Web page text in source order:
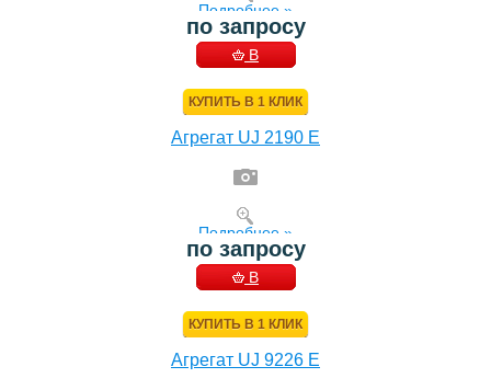
Подробнее »
по запросу
В
КУПИТЬ В 1 КЛИК
Агрегат UJ 2190 E
Подробнее »
по запросу
В
КУПИТЬ В 1 КЛИК
Агрегат UJ 9226 E